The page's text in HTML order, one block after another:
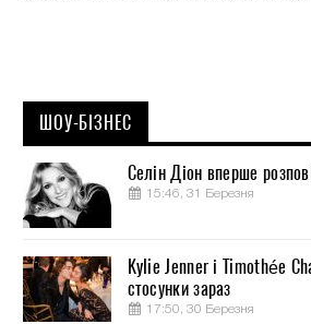
ШОУ-БІЗНЕС
Селін Діон вперше
15:46, 31 Березня
Kylie Jenner і Timothée
стосунки зараз
17:50, 30 Березня